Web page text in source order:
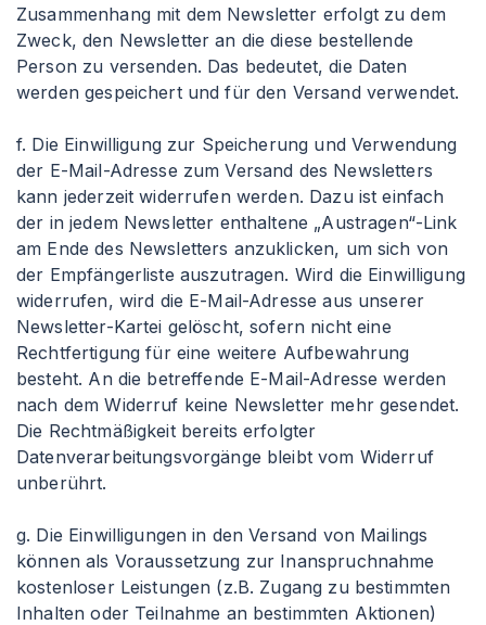
Zusammenhang mit dem Newsletter erfolgt zu dem
Zweck, den Newsletter an die diese bestellende
Person zu versenden. Das bedeutet, die Daten
werden gespeichert und für den Versand verwendet.
f. Die Einwilligung zur Speicherung und Verwendung
der E-Mail-Adresse zum Versand des Newsletters
kann jederzeit widerrufen werden. Dazu ist einfach
der in jedem Newsletter enthaltene „Austragen“-Link
am Ende des Newsletters anzuklicken, um sich von
der Empfängerliste auszutragen. Wird die Einwilligung
widerrufen, wird die E-Mail-Adresse aus unserer
Newsletter-Kartei gelöscht, sofern nicht eine
Rechtfertigung für eine weitere Aufbewahrung
besteht. An die betreffende E-Mail-Adresse werden
nach dem Widerruf keine Newsletter mehr gesendet.
Die Rechtmäßigkeit bereits erfolgter
Datenverarbeitungsvorgänge bleibt vom Widerruf
unberührt.
g. Die Einwilligungen in den Versand von Mailings
können als Voraussetzung zur Inanspruchnahme
kostenloser Leistungen (z.B. Zugang zu bestimmten
Inhalten oder Teilnahme an bestimmten Aktionen)